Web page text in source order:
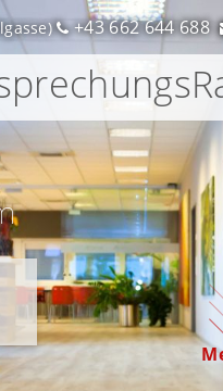
+43 662 644 688